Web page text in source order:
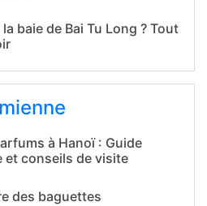
baie de Bai Tu Long ? Tout
à Hanoï : Guide
conseils de visite
des baguettes